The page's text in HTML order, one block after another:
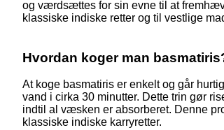
og værdsættes for sin evne til at
klassiske indiske retter og til vestlige
Hvordan koger man
At koge basmatiris er enkelt og går
vand i cirka 30 minutter. Dette trin gør
indtil al væsken er absorberet. Denne
klassiske indiske karryretter.